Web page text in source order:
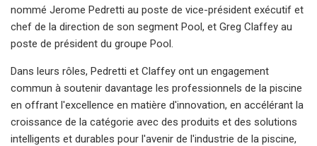
nommé Jerome Pedretti au poste de vice-président exécutif et
chef de la direction de son segment Pool, et Greg Claffey au
poste de président du groupe Pool.
Dans leurs rôles, Pedretti et Claffey ont un engagement
commun à soutenir davantage les professionnels de la piscine
en offrant l'excellence en matière d'innovation, en accélérant la
croissance de la catégorie avec des produits et des solutions
intelligents et durables pour l'avenir de l'industrie de la piscine,